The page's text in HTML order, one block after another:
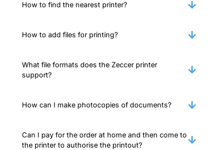
How to find the nearest printer?
How to add files for printing?
What file formats does the Zeccer printer
support?
How can I make photocopies of documents?
Can I pay for the order at home and then come to
the printer to authorise the printout?